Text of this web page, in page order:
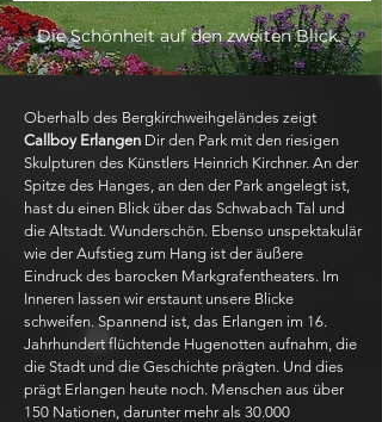
Die Schönheit auf den zweiten Blick.
Oberhalb des Bergkirchweihgeländes zeigt
Callboy Erlangen Dir den Park mit den riesigen
Skulpturen des Künstlers Heinrich Kirchner. An der
Spitze des Hanges, an den der Park angelegt ist,
hast du einen Blick über das Schwabach Tal und
die Altstadt. Wunderschön. Ebenso unspektakulär
wie der Aufstieg zum Hang ist der äußere
Eindruck des barocken Markgrafentheaters. Im
Inneren lassen wir erstaunt unsere Blicke
schweifen. Spannend ist, das Erlangen im 16.
Jahrhundert flüchtende Hugenotten aufnahm, die
die Stadt und die Geschichte prägten. Und dies
prägt Erlangen heute noch. Menschen aus über
150 Nationen, darunter mehr als 30.000